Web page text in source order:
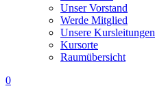
Unser Vorstand
Werde Mitglied
Unsere Kursleitungen
Kursorte
Raumübersicht
0